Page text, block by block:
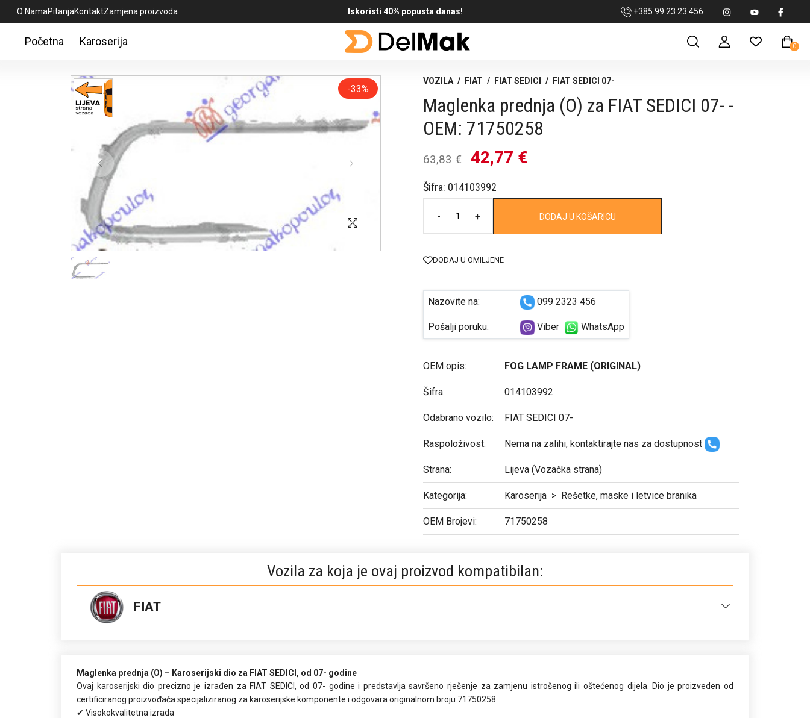
O NamaPitanjaKontaktZamjena proizvoda Iskoristi 40% popusta danas! +385 99 23 23 456
Početna Karoserija 0
-33%
VOZILA / FIAT / FIAT SEDICI / FIAT SEDICI 07-
Maglenka prednja (O) za FIAT SEDICI 07- -
OEM: 71750258
63,83 € 42,77 €
Šifra: 014103992
- + DODAJ U KOŠARICU
DODAJ U OMILJENE
Nazovite na: 099 2323 456
Pošalji poruku: Viber WhatsApp
OEM opis: FOG LAMP FRAME (ORIGINAL)
Šifra: 014103992
Оdabrano vozilo: FIAT SEDICI 07-
Raspoloživost: Nema na zalihi, kontaktirajte nas za dostupnost
Strana: Lijeva (Vozačka strana)
Kategorija: Karoserija > Rešetke, maske i letvice branika
OEM Brojevi: 71750258
Vozila za koja je ovaj proizvod kompatibilan:
FIAT
Maglenka prednja (O) – Karoserijski dio za FIAT SEDICI, od 07- godine
Ovaj karoserijski dio precizno je izrađen za FIAT SEDICI, od 07- godine i predstavlja savršeno rješenje za zamjenu istrošenog ili oštećenog dijela. Dio je proizveden od
certificiranog proizvođača specijaliziranog za karoserijske komponente i odgovara originalnom broju 71750258.
✔ Visokokvalitetna izrada